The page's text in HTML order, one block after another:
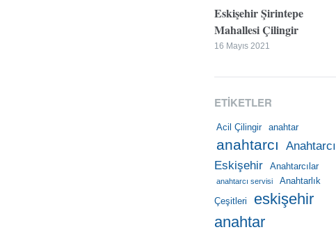
Eskişehir Şirintepe
Mahallesi Çilingir
16 Mayıs 2021
ETIKETLER
Acil Çilingir anahtar
anahtarcı Anahtarcı
Eskişehir
Anahtarcılar
anahtarcı servisi Anahtarlık
Çeşitleri
eskişehir
anahtar